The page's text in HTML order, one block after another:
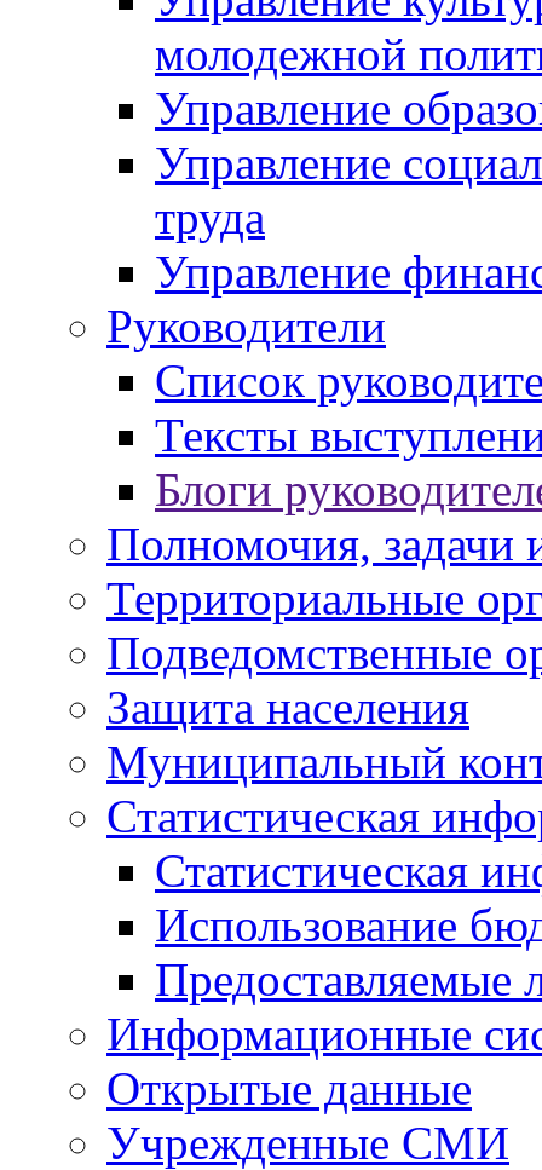
молодежной
Управление
Управление
труда
Управление
Руководители
Список
Тексты
Блоги
Полномочия, задачи
Территориальные
Подведомственные
Защита населения
Муниципальный
Статистическая
Статистическая
Использование
Предоставляемые
Информационные
Открытые данные
Учрежденные СМИ